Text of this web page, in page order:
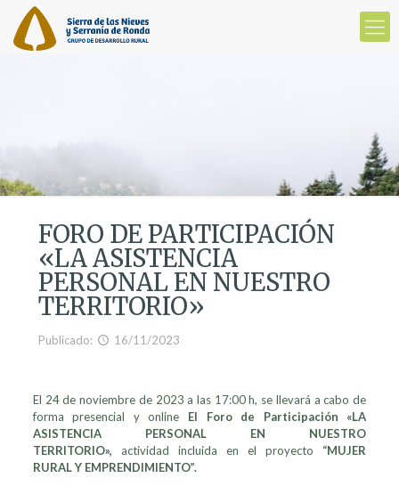
FORO DE PARTICIPACIÓN
«LA ASISTENCIA
PERSONAL EN NUESTRO
TERRITORIO»
Publicado: 16/11/2023
El 24 de noviembre de 2023 a las 17:00 h, se llevará a cabo de
forma presencial y online El Foro de Participación «LA
ASISTENCIA PERSONAL EN NUESTRO
TERRITORIO», actividad incluida en el proyecto “MUJER
RURAL Y EMPRENDIMIENTO”.